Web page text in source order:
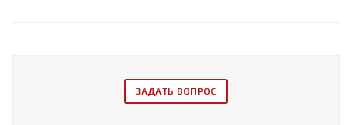
ЗАДАТЬ ВОПРОС